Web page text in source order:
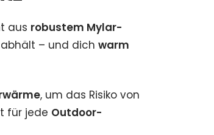
aus robustem Mylar-
– und dich warm
, um das Risiko von
für jede Outdoor-